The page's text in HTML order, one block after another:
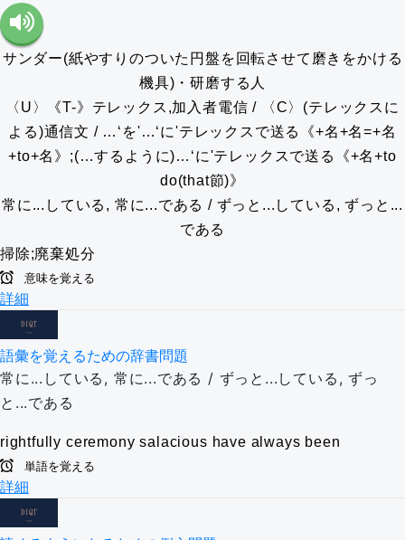
サンダー(紙やすりのついた円盤を回転させて磨きをかける
機具)・研磨する人
〈U〉《T-》テレックス,加入者電信 / 〈C〉(テレックスに
よる)通信文 / …‘を'…‘に'テレックスで送る《+名+名=+名
+to+名》;(…するように)…‘に'テレックスで送る《+名+to
do(that節)》
常に...している, 常に...である / ずっと...している, ずっと...
である
掃除;廃棄処分
意味を覚える
詳細
語彙を覚えるための辞書問題
常に...している, 常に...である / ずっと...している, ずっ
と...である
rightfully ceremony salacious have always been
単語を覚える
詳細